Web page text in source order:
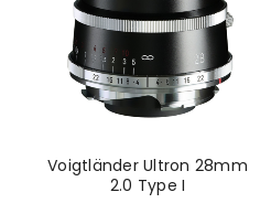
Voigtländer Ultron 28mm
2.0 Type I